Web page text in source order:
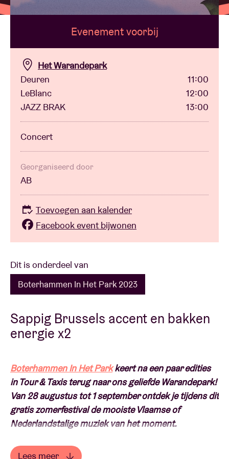
BRDCST
ABtv
Concertcheque
Over AB
Contact
Dit is onderdeel van
Boterhammen In Het Park 2023
Sappig Brussels accent en bakken
energie x2
Boterhammen In Het Parkkeert na een paar edities
in Tour & Taxis terug naar ons geliefde Warandepark!
Van 28 augustus tot 1 september ontdek je tijdens dit
gratis zomerfestival de mooiste Vlaamse of
Nederlandstalige muziek van het moment.
New kid on the block met sappig Brussels accent en
Lees meer
Evenement voorbij
Het Warandepark
Deuren
11:00
LeBlanc
12:00
JAZZ BRAK
13:00
Concert
Georganiseerd door
AB
Toevoegen aan kalender
Facebook event bijwonen